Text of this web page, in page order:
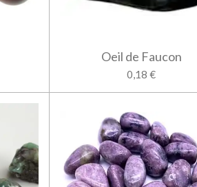
Oeil de Faucon
0,18 €